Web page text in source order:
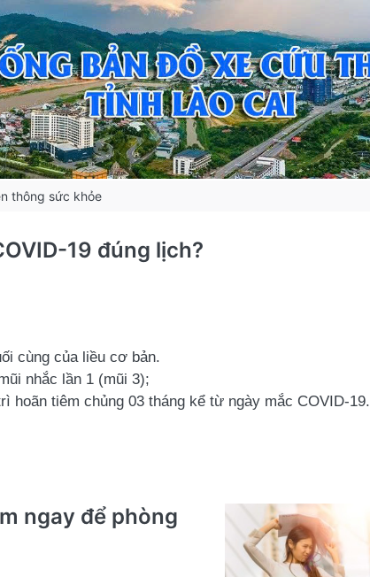
thông sức khỏe
19 đúng lịch?
cùng của liều cơ bản.
nhắc lần 1 (mũi 3);
tiêm chủng 03 tháng kể từ ngày mắc COVID-19.
ngay để phòng